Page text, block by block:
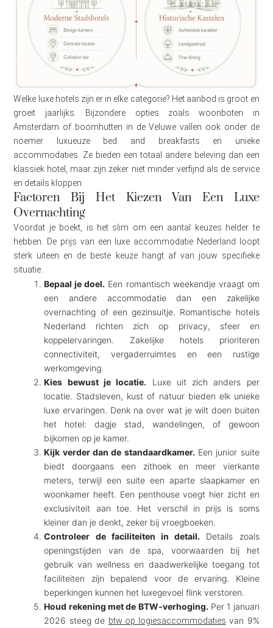
Welke luxe hotels zijn er in elke categorie? Het aanbod is groot en
groeit jaarlijks. Bijzondere opties zoals woonboten in
Amsterdam of boomhutten in de Veluwe vallen ook onder de
noemer luxueuze bed and breakfasts en unieke
accommodaties. Ze bieden een totaal andere beleving dan een
klassiek hotel, maar zijn zeker niet minder verfijnd als de service
en details kloppen.
Factoren Bij Het Kiezen Van Een Luxe
Overnachting
Voordat je boekt, is het slim om een aantal keuzes helder te
hebben. De prijs van een luxe accommodatie Nederland loopt
sterk uiteen en de beste keuze hangt af van jouw specifieke
situatie.
Bepaal je doel. Een romantisch weekendje vraagt om
een andere accommodatie dan een zakelijke
overnachting of een gezinsuitje. Romantische hotels
Nederland richten zich op privacy, sfeer en
koppelervaringen. Zakelijke hotels prioriteren
connectiviteit, vergaderruimtes en een rustige
werkomgeving.
Kies bewust je locatie. Luxe uit zich anders per
locatie. Stadsleven, kust of natuur bieden elk unieke
luxe ervaringen. Denk na over wat je wilt doen buiten
het hotel: dagje stad, wandelingen, of gewoon
bijkomen op je kamer.
Kijk verder dan de standaardkamer. Een junior suite
biedt doorgaans een zithoek en meer vierkante
meters, terwijl een suite een aparte slaapkamer en
woonkamer heeft. Een penthouse voegt hier zicht en
exclusiviteit aan toe. Het verschil in prijs is soms
kleiner dan je denkt, zeker bij vroegboeken.
Controleer de faciliteiten in detail. Details zoals
openingstijden van de spa, voorwaarden bij het
gebruik van wellness en daadwerkelijke toegang tot
faciliteiten zijn bepalend voor de ervaring. Kleine
beperkingen kunnen het luxegevoel flink verstoren.
Houd rekening met de BTW-verhoging. Per 1 januari
2026 steeg de btw op logiesaccommodaties van 9%